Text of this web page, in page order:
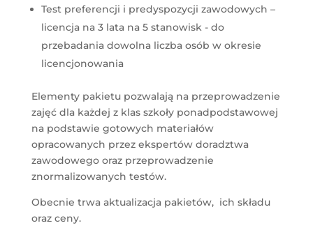
Test preferencji i predyspozycji zawodowych –
licencja na 3 lata na 5 stanowisk - do
przebadania dowolna liczba osób w okresie
licencjonowania
Elementy pakietu pozwalają na przeprowadzenie
zajęć dla każdej z klas szkoły ponadpodstawowej
na podstawie gotowych materiałów
opracowanych przez ekspertów doradztwa
zawodowego oraz przeprowadzenie
znormalizowanych testów.
Obecnie trwa aktualizacja pakietów, ich składu
oraz ceny.